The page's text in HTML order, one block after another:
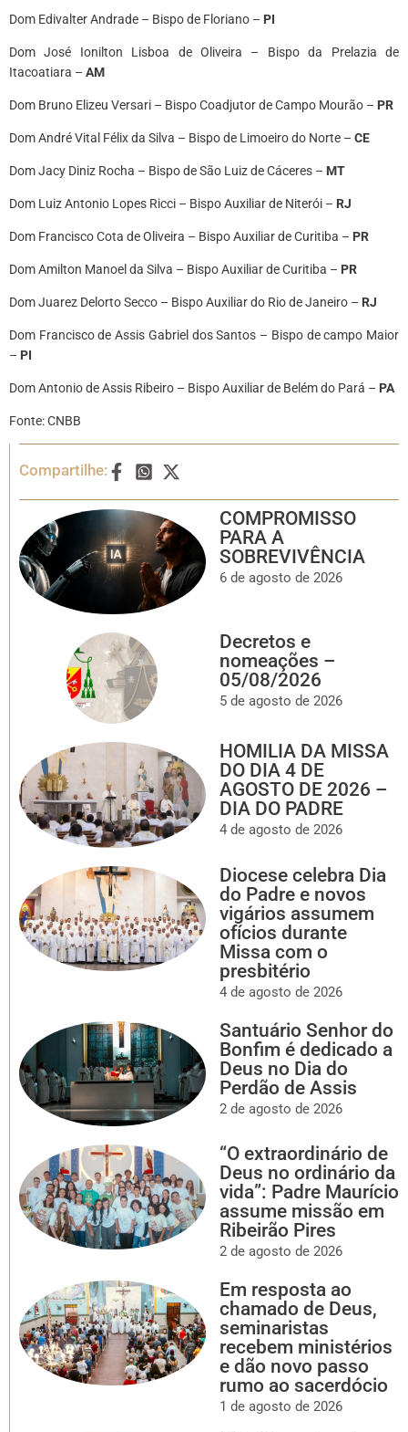
Dom Edivalter Andrade – Bispo de Floriano – PI
Dom José Ionilton Lisboa de Oliveira – Bispo da Prelazia de
Itacoatiara – AM
Dom Bruno Elizeu Versari – Bispo Coadjutor de Campo Mourão – PR
Dom André Vital Félix da Silva – Bispo de Limoeiro do Norte – CE
Dom Jacy Diniz Rocha – Bispo de São Luiz de Cáceres – MT
Dom Luiz Antonio Lopes Ricci – Bispo Auxiliar de Niterói – RJ
Dom Francisco Cota de Oliveira – Bispo Auxiliar de Curitiba – PR
Dom Amilton Manoel da Silva – Bispo Auxiliar de Curitiba – PR
Dom Juarez Delorto Secco – Bispo Auxiliar do Rio de Janeiro – RJ
Dom Francisco de Assis Gabriel dos Santos – Bispo de campo Maior
– PI
Dom Antonio de Assis Ribeiro – Bispo Auxiliar de Belém do Pará – PA
Fonte: CNBB
Compartilhe:
COMPROMISSO
PARA A
SOBREVIVÊNCIA
6 de agosto de 2026
Decretos e
nomeações –
05/08/2026
5 de agosto de 2026
HOMILIA DA MISSA
DO DIA 4 DE
AGOSTO DE 2026 –
DIA DO PADRE
4 de agosto de 2026
Diocese celebra Dia
do Padre e novos
vigários assumem
ofícios durante
Missa com o
presbitério
4 de agosto de 2026
Santuário Senhor do
Bonfim é dedicado a
Deus no Dia do
Perdão de Assis
2 de agosto de 2026
“O extraordinário de
Deus no ordinário da
vida”: Padre Maurício
assume missão em
Ribeirão Pires
2 de agosto de 2026
Em resposta ao
chamado de Deus,
seminaristas
recebem ministérios
e dão novo passo
rumo ao sacerdócio
1 de agosto de 2026